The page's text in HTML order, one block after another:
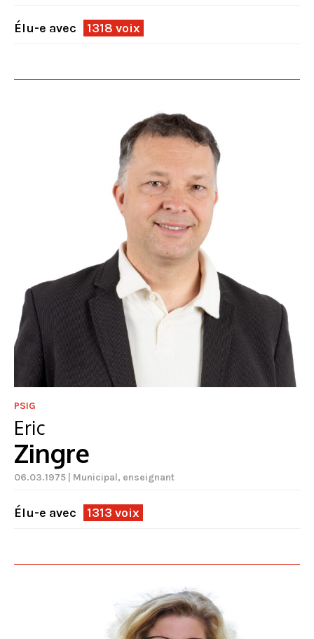
Élu-e avec 1318 voix
PSIG
Eric
Zingre
06.03.1975 | Municipal, enseignant
Élu-e avec 1313 voix